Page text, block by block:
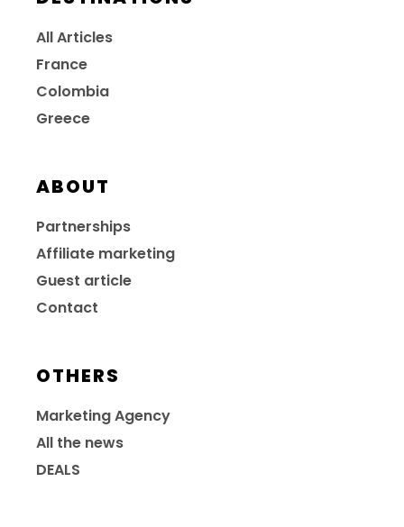
All Articles
France
Colombia
Greece
ABOUT
Partnerships
Affiliate marketing
Guest article
Contact
OTHERS
Marketing Agency
All the news
DEALS